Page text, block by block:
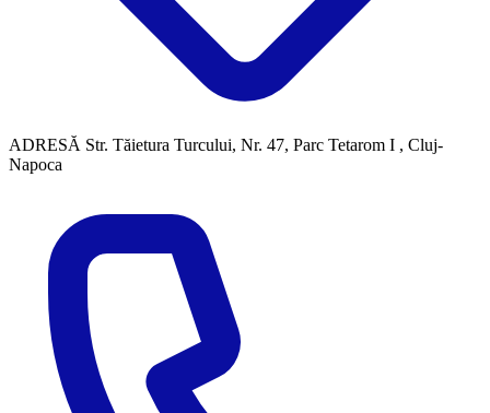
ADRESĂ Str. Tăietura Turcului, Nr. 47, Parc Tetarom I , Cluj-
Napoca